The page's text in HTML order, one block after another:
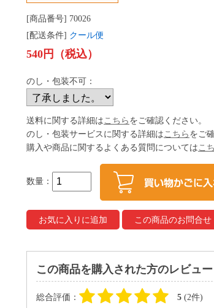
[商品番号] 70026
[配送条件] クール便
540円（税込）
のし・包装不可：
送料に関する詳細は こちら をご確認ください。
のし・包装サービスに関する詳細は こちら をご
購入や商品に関するよくある質問については こ
数量：
この商品を購入された方のレビュー
総合評価： 5 (2件)